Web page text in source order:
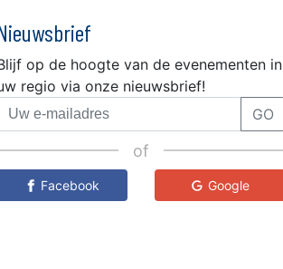
op de hoogte van de evenementen in
regio via onze nieuwsbrief!
GO
of
Facebook Google